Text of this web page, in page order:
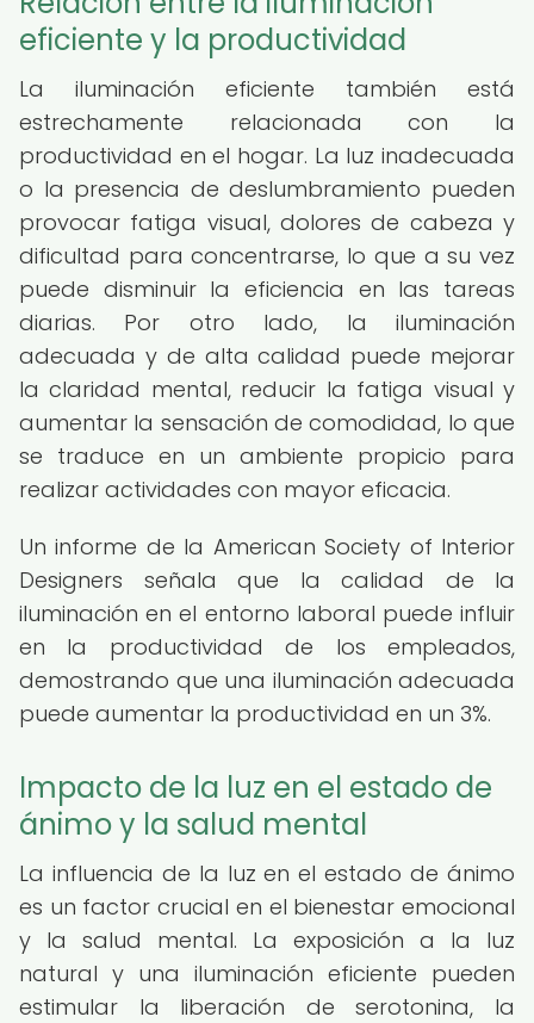
eficiente y la productividad
La iluminación eficiente también está
estrechamente relacionada con la
productividad en el hogar. La luz inadecuada
o la presencia de deslumbramiento pueden
provocar fatiga visual, dolores de cabeza y
dificultad para concentrarse, lo que a su vez
puede disminuir la eficiencia en las tareas
diarias. Por otro lado, la iluminación
adecuada y de alta calidad puede mejorar
la claridad mental, reducir la fatiga visual y
aumentar la sensación de comodidad, lo que
se traduce en un ambiente propicio para
realizar actividades con mayor eficacia.
Un informe de la American Society of Interior
Designers señala que la calidad de la
iluminación en el entorno laboral puede influir
en la productividad de los empleados,
demostrando que una iluminación adecuada
puede aumentar la productividad en un 3%.
Impacto de la luz en el estado de
ánimo y la salud mental
La influencia de la luz en el estado de ánimo
es un factor crucial en el bienestar emocional
y la salud mental. La exposición a la luz
natural y una iluminación eficiente pueden
estimular la liberación de serotonina, la